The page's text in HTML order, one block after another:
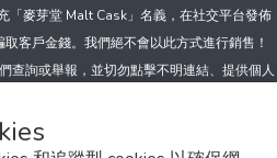
「麥芽堂 Malt Cask」名義，在社交平台發佈
客戶金錢。我們絕不會以此方式進行銷售！
查詢或舉報，並切勿點擊不明連結、提供個人